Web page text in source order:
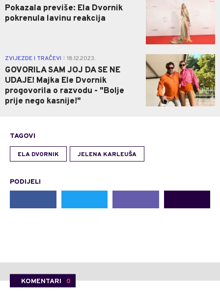
Pokazala previše: Ela Dvornik
pokrenula lavinu reakcija
ZVIJEZDE I TRAČEVI 18.12.2023.
GOVORILA SAM JOJ DA SE NE
UDAJE! Majka Ele Dvornik
progovorila o razvodu - "Bolje
prije nego kasnije!"
0
TAGOVI
ELA DVORNIK JELENA KARLEUŠA
PODIJELI
KOMENTARI 0